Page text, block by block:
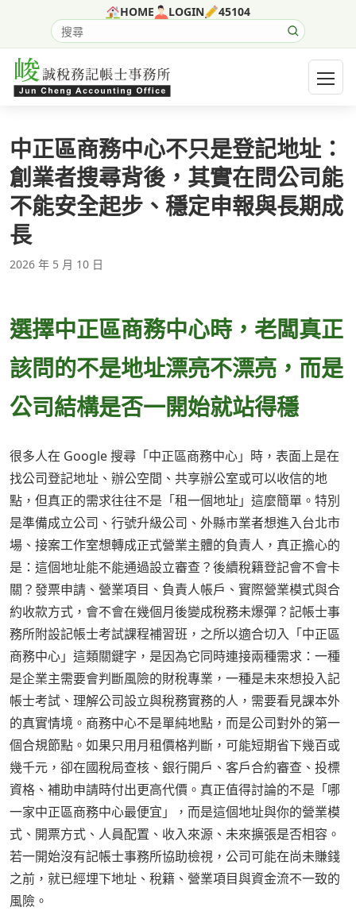
HOME LOGIN 45104
搜尋網站內容
開啟
中正區商務中心不只是登記地址：
創業者搜尋背後，其實在問公司能
不能安全起步、穩定申報與長期成
長
2026 年 5 月 10 日
選擇中正區商務中心時，老闆真正
該問的不是地址漂亮不漂亮，而是
公司結構是否一開始就站得穩
很多人在 Google 搜尋「中正區商務中心」時，表面上是在
找公司登記地址、辦公空間、共享辦公室或可以收信的地
點，但真正的需求往往不是「租一個地址」這麼簡單。特別
是準備成立公司、行號升級公司、外縣市業者想進入台北市
場、接案工作室想轉成正式營業主體的負責人，真正擔心的
是：這個地址能不能通過設立審查？後續稅籍登記會不會卡
關？發票申請、營業項目、負責人帳戶、實際營業模式與合
約收款方式，會不會在幾個月後變成稅務未爆彈？記帳士事
務所附設記帳士考試課程補習班，之所以適合切入「中正區
商務中心」這類關鍵字，是因為它同時連接兩種需求：一種
是企業主需要會判斷風險的財稅專業，一種是未來想投入記
帳士考試、理解公司設立與稅務實務的人，需要看見課本外
的真實情境。商務中心不是單純地點，而是公司對外的第一
個合規節點。如果只用月租價格判斷，可能短期省下幾百或
幾千元，卻在國稅局查核、銀行開戶、客戶合約審查、投標
資格、補助申請時付出更高代價。真正值得討論的不是「哪
一家中正區商務中心最便宜」，而是這個地址與你的營業模
式、開票方式、人員配置、收入來源、未來擴張是否相容。
若一開始沒有記帳士事務所協助檢視，公司可能在尚未賺錢
之前，就已經埋下地址、稅籍、營業項目與資金流不一致的
風險。